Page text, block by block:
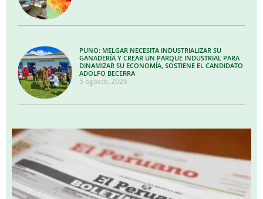
PUNO: MELGAR NECESITA INDUSTRIALIZAR SU
GANADERÍA Y CREAR UN PARQUE INDUSTRIAL PARA
DINAMIZAR SU ECONOMÍA, SOSTIENE EL CANDIDATO
ADOLFO BECERRA
5 agosto, 2026